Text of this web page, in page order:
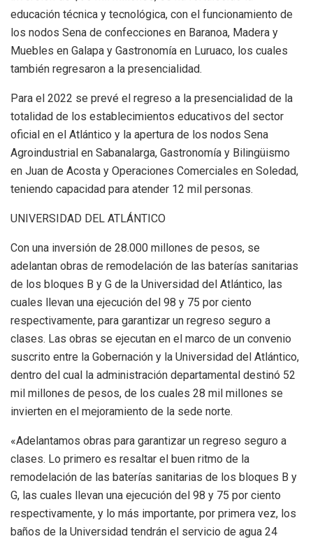
educación técnica y tecnológica, con el funcionamiento de
los nodos Sena de confecciones en Baranoa, Madera y
Muebles en Galapa y Gastronomía en Luruaco, los cuales
también regresaron a la presencialidad.
Para el 2022 se prevé el regreso a la presencialidad de la
totalidad de los establecimientos educativos del sector
oficial en el Atlántico y la apertura de los nodos Sena
Agroindustrial en Sabanalarga, Gastronomía y Bilingüismo
en Juan de Acosta y Operaciones Comerciales en Soledad,
teniendo capacidad para atender 12 mil personas.
UNIVERSIDAD DEL ATLÁNTICO
Con una inversión de 28.000 millones de pesos, se
adelantan obras de remodelación de las baterías sanitarias
de los bloques B y G de la Universidad del Atlántico, las
cuales llevan una ejecución del 98 y 75 por ciento
respectivamente, para garantizar un regreso seguro a
clases. Las obras se ejecutan en el marco de un convenio
suscrito entre la Gobernación y la Universidad del Atlántico,
dentro del cual la administración departamental destinó 52
mil millones de pesos, de los cuales 28 mil millones se
invierten en el mejoramiento de la sede norte.
«Adelantamos obras para garantizar un regreso seguro a
clases. Lo primero es resaltar el buen ritmo de la
remodelación de las baterías sanitarias de los bloques B y
G, las cuales llevan una ejecución del 98 y 75 por ciento
respectivamente, y lo más importante, por primera vez, los
baños de la Universidad tendrán el servicio de agua 24